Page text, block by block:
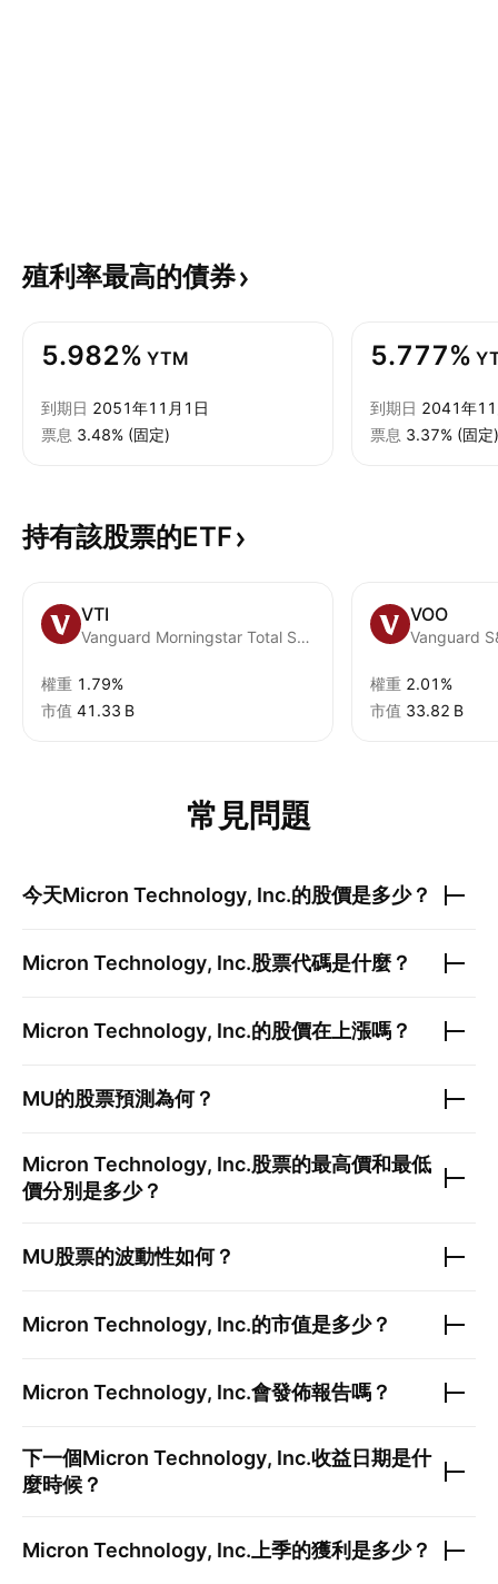
殖利率最高的債券
5.982% YTM
到期日 2051年11月1日
票息 3.48% (固定)
5.777%
到期日 2041年
票息 3.37% (固定)
持有該股票的ETF
VTI
Vanguard Morningstar Total Stock Market ETF
權重 1.79%
市值 ‪41.33 B‬
VOO
Vanguard
權重 2.01%
市值 ‪33.82 B‬
常見問題
今天Micron Technology, Inc.的股價是多少？
Micron Technology, Inc.股票代碼是什麼？
Micron Technology, Inc.的股價在上漲嗎？
MU的股票預測為何？
Micron Technology, Inc.股票的最高價和最低
價分別是多少？
MU股票的波動性如何？
Micron Technology, Inc.的市值是多少？
Micron Technology, Inc.會發佈報告嗎？
下一個Micron Technology, Inc.收益日期是什
麼時候？
Micron Technology, Inc. 上季的獲利是多少？